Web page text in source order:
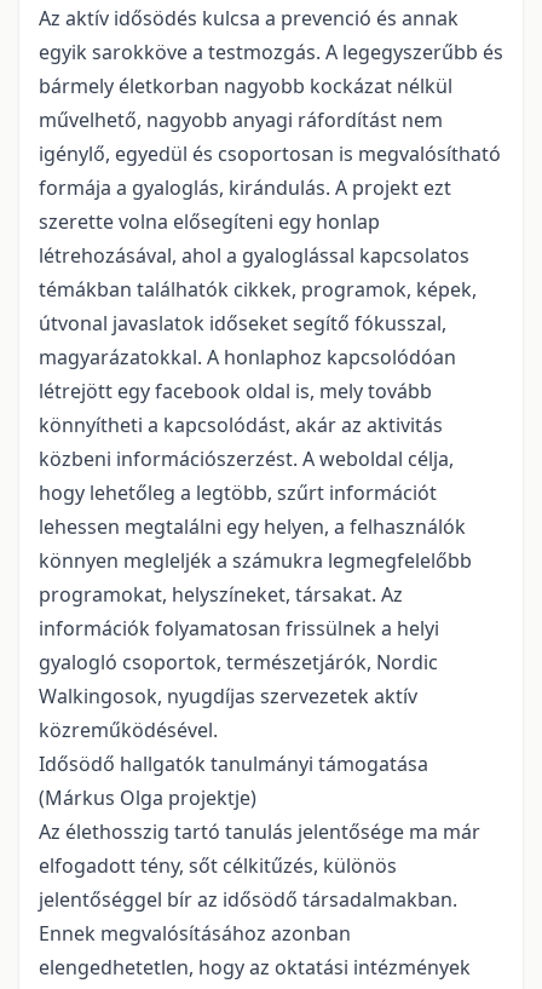
Az aktív idősödés kulcsa a prevenció és annak
egyik sarokköve a testmozgás. A legegyszerűbb és
bármely életkorban nagyobb kockázat nélkül
művelhető, nagyobb anyagi ráfordítást nem
igénylő, egyedül és csoportosan is megvalósítható
formája a gyaloglás, kirándulás. A projekt ezt
szerette volna elősegíteni egy honlap
létrehozásával, ahol a gyaloglással kapcsolatos
témákban találhatók cikkek, programok, képek,
útvonal javaslatok időseket segítő fókusszal,
magyarázatokkal. A honlaphoz kapcsolódóan
létrejött egy facebook oldal is, mely tovább
könnyítheti a kapcsolódást, akár az aktivitás
közbeni információszerzést. A weboldal célja,
hogy lehetőleg a legtöbb, szűrt információt
lehessen megtalálni egy helyen, a felhasználók
könnyen megleljék a számukra legmegfelelőbb
programokat, helyszíneket, társakat. Az
információk folyamatosan frissülnek a helyi
gyalogló csoportok, természetjárók, Nordic
Walkingosok, nyugdíjas szervezetek aktív
közreműködésével.
Idősödő hallgatók tanulmányi támogatása
(Márkus Olga projektje)
Az élethosszig tartó tanulás jelentősége ma már
elfogadott tény, sőt célkitűzés, különös
jelentőséggel bír az idősödő társadalmakban.
Ennek megvalósításához azonban
elengedhetetlen, hogy az oktatási intézmények